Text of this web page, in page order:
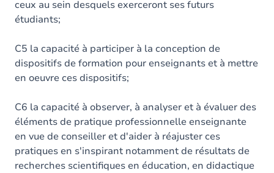
ceux au sein desquels exerceront ses futurs
étudiants;
C5 la capacité à participer à la conception de
dispositifs de formation pour enseignants et à mettre
en oeuvre ces dispositifs;
C6 la capacité à observer, à analyser et à évaluer des
éléments de pratique professionnelle enseignante
en vue de conseiller et d'aider à réajuster ces
pratiques en s'inspirant notamment de résultats de
recherches scientifiques en éducation, en didactique